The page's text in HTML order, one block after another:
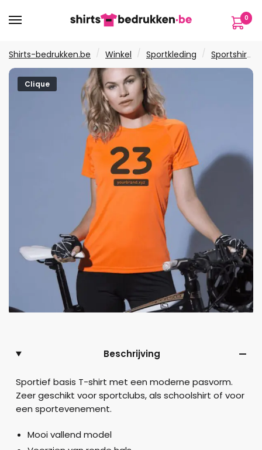
naar
naar
inhoud
0
Shirts-bedrukken.be / Winkel / Sportkleding / Sportshirts
Clique
Beschrijving
Sportief basis T-shirt met een moderne pasvorm.
Zeer geschikt voor sportclubs, als schoolshirt of voor
een sportevenement.
Mooi vallend model